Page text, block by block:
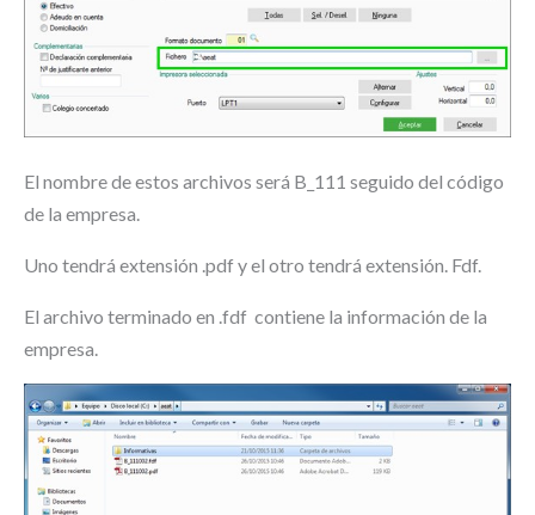
El nombre de estos archivos será B_111 seguido del código
de la empresa.
Uno tendrá extensión .pdf y el otro tendrá extensión. Fdf.
El archivo terminado en .fdf contiene la información de la
empresa.